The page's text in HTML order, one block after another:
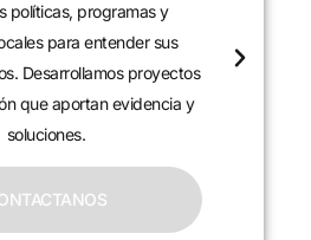
políticas, programas y
para entender sus
Desarrollamos proyectos
que aportan evidencia y
soluciones.